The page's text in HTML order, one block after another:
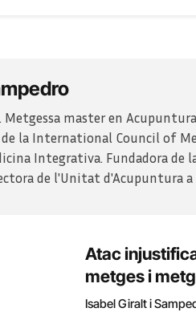
Metgessa master en
la International Council of
Integrativa. Fundadora de
de l'Unitat d'Acupuntura
Atac
metges i
Isabel Giralt i